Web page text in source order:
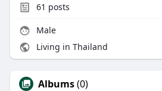
61 posts
Male
Living in Thailand
Albums(0)